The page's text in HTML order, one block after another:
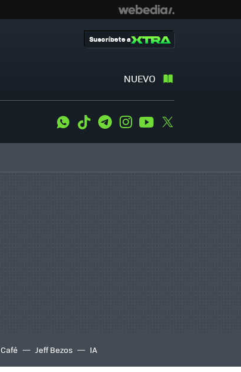
NUEVO
Suscríbete a
WhatsApp
Tiktok TelegramInstagramYoutube
Café Jeff Bezos IA